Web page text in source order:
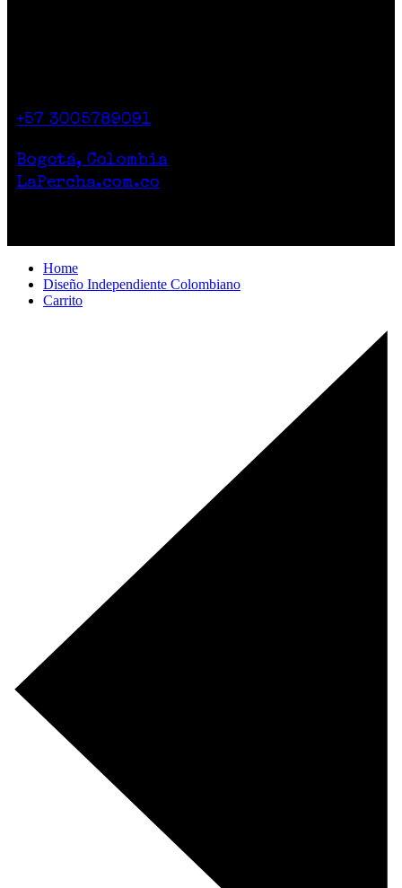
+57 3005789091
Bogotá, Colombia
LaPercha.com.co
Home
Diseño Independiente Colombiano
Carrito